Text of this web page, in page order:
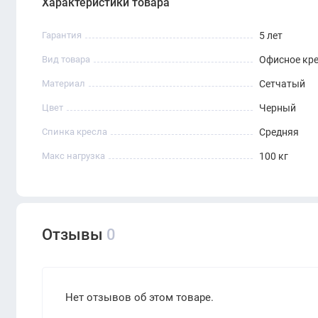
Характеристики товара
Гарантия 5 лет
Вид товара Офисное
Материал Сетчатый
Цвет Черный
Спинка кресла Средняя
Макс нагрузка 100 кг
Отзывы 0
Нет отзывов об этом товаре.